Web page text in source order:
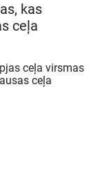
kas
ceļa
ceļa virsmas
ceļa